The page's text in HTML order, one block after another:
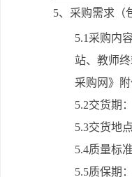
5、采购需求（
5.1采购内
站、教师
采购网》附
5.2交货期
5.3交货地
5.4质量标
5.5质保期：